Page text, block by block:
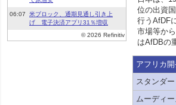
位の出資
行うAfDF
市場等か
はAfDBの
アフリカ
スタンダ
ムーディ